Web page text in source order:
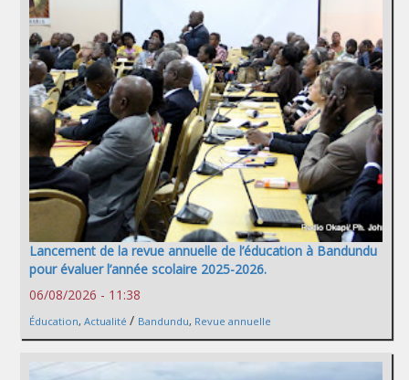
Lancement de la revue annuelle de l’éducation à Bandundu
pour évaluer l’année scolaire 2025-2026.
06/08/2026 - 11:38
Éducation, Actualité / Bandundu, Revue annuelle